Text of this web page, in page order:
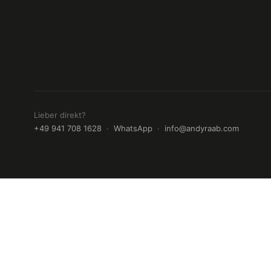
Lieber direkt?
+49 941 708 1628 · WhatsApp · info@andyraab.com